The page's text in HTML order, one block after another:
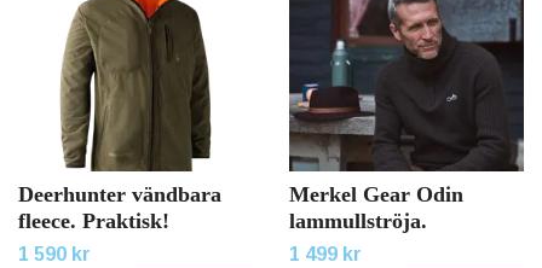
Deerhunter vändbara
fleece. Praktisk!
1 590 kr
Merkel Gear Odin
lammullströja.
1 499 kr